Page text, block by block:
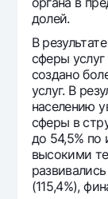
долей.
В
сферы
создано
услуг. В
населению
сферы в
до 54,5% по
высокими
(115,4%),